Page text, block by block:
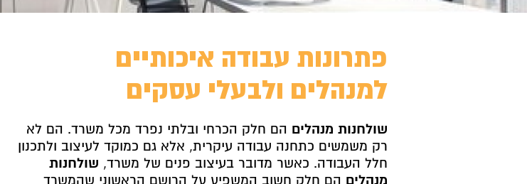
פתרונות עבודה איכותיים
למנהלים ולבעלי עסקים
שולחנות מנהלים הם חלק הכרחי ובלתי נפרד מכל משרד. הם לא
רק משמשים כתחנה עבודה עיקרית, אלא גם כמוקד לעיצוב ולתכנון
חלל העבודה. כאשר מדובר בעיצוב פנים של משרד, שולחנות
מנהלים הם חלק חשוב המשפיע על הרושם הראשוני שהמשרד